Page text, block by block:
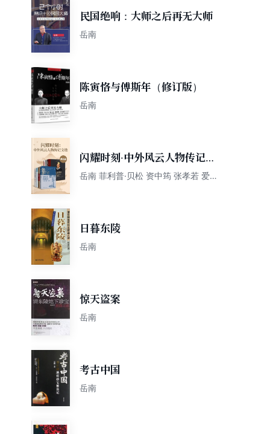
民国绝响：大师之后再无大师
岳南
陈寅恪与傅斯年（修订版）
岳南
闪耀时刻·中外风云人物传记文
选（共8册）
岳南 菲利普·贝松 资中筠 张孝若 爱
日暮东陵
岳南
惊天盗案
岳南
考古中国
岳南